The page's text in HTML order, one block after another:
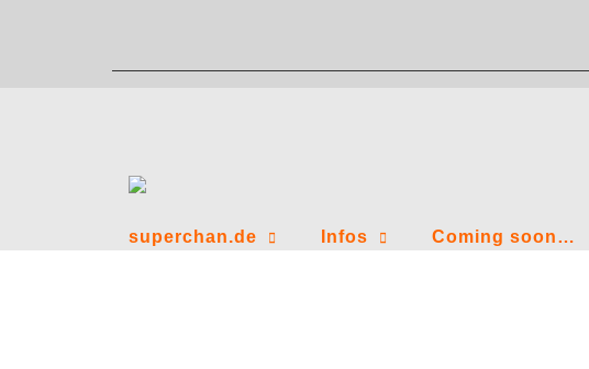
superchan.de Infos Coming soon…